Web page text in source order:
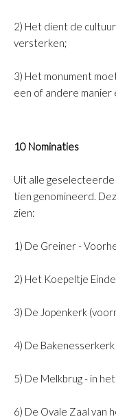
2) Het dient de
versterken;
3) Het monument
een of andere manier
10 Nominaties
Uit alle
tien genomineerd.
zien:
1) De Greiner -
2) Het Koepeltje
3) De Jopenkerk
4) De
5) De Melkbrug - in
6) De Ovale Zaal van